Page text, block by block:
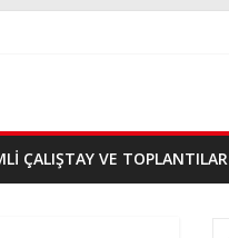
ÇALIŞTAY VE TOPLANTILAR